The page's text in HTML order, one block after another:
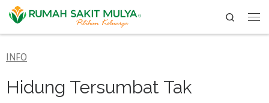
Skip to content
Search
INFO
Hidung Tersumbat Tak